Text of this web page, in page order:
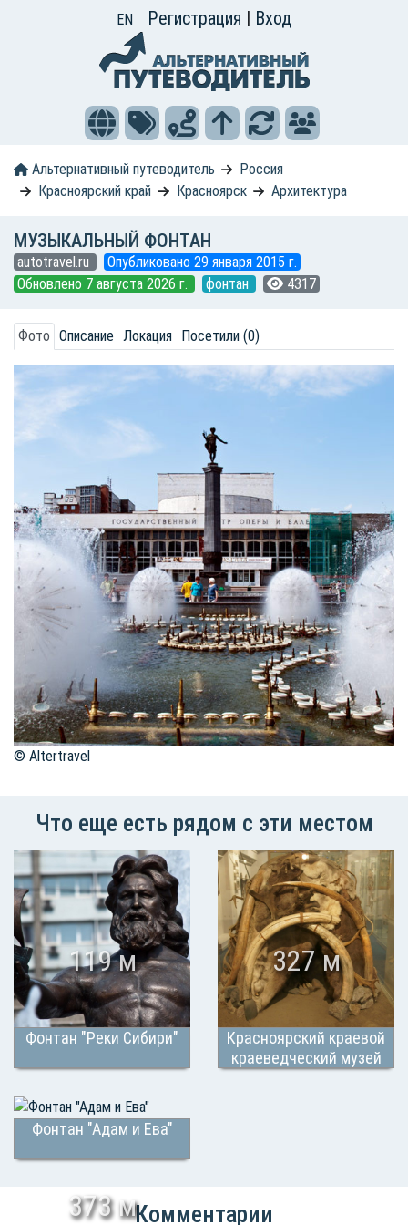
EN Регистрация | Вход
Альтернативный путеводитель
Россия
Красноярский край
Красноярск Архитектура
МУЗЫКАЛЬНЫЙ ФОНТАН
autotravel.ru
Опубликовано 29 января 2015 г.
Обновлено 7 августа 2026 г.
фонтан 4317
Фото Описание Локация Посетили (0)
© Altertravel
Что еще есть рядом с эти местом
Фонтан "Реки Сибири"
119 м
Красноярский краевой
краеведческий музей
327 м
Фонтан "Адам и Ева"
373 мКомментарии